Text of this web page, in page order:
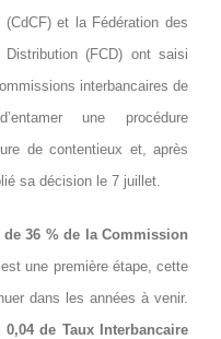
et la Fédération des
(FCD) ont saisi
interbancaires de
une procédure
de contentieux et, après
sa décision le 7 juillet.
36 % de la Commission
une première étape, cette
dans les années à venir.
de Taux Interbancaire